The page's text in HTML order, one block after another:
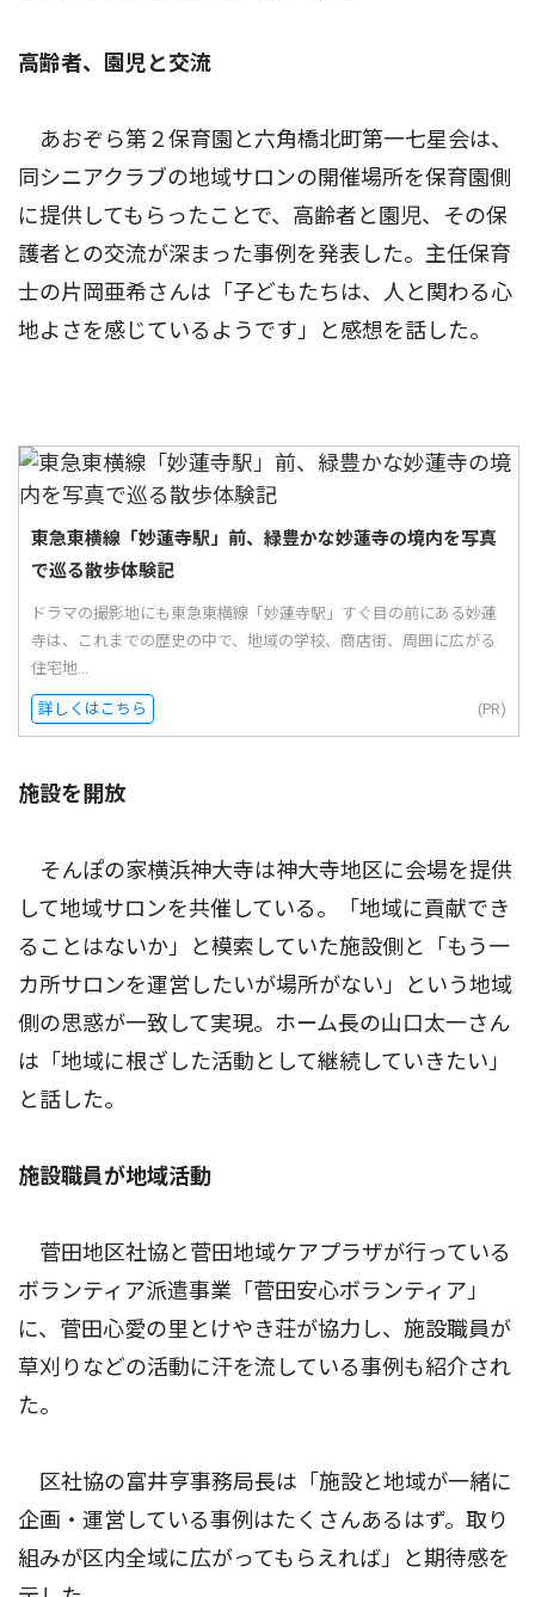
高齢者、園児と交流
あおぞら第２保育園と六角橋北町第一七星会は、
同シニアクラブの地域サロンの開催場所を保育園側
に提供してもらったことで、高齢者と園児、その保
護者との交流が深まった事例を発表した。主任保育
士の片岡亜希さんは「子どもたちは、人と関わる心
地よさを感じているようです」と感想を話した。
東急東横線「妙蓮寺駅」前、緑豊かな妙蓮寺の境内を写真
で巡る散歩体験記
ドラマの撮影地にも東急東横線「妙蓮寺駅」すぐ目の前にある妙蓮
寺は、これまでの歴史の中で、地域の学校、商店街、周囲に広がる
住宅地...
詳しくはこちら (PR)
施設を開放
そんぽの家横浜神大寺は神大寺地区に会場を提供
して地域サロンを共催している。「地域に貢献でき
ることはないか」と模索していた施設側と「もう一
カ所サロンを運営したいが場所がない」という地域
側の思惑が一致して実現。ホーム長の山口太一さん
は「地域に根ざした活動として継続していきたい」
と話した。
施設職員が地域活動
菅田地区社協と菅田地域ケアプラザが行っている
ボランティア派遣事業「菅田安心ボランティア」
に、菅田心愛の里とけやき荘が協力し、施設職員が
草刈りなどの活動に汗を流している事例も紹介され
た。
区社協の富井亨事務局長は「施設と地域が一緒に
企画・運営している事例はたくさんあるはず。取り
組みが区内全域に広がってもらえれば」と期待感を